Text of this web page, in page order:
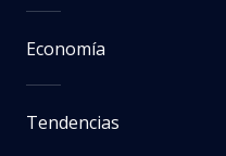
Economía
Tendencias